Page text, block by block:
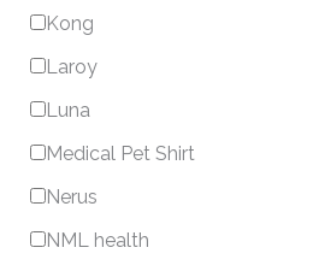
Kong
Laroy
Luna
Medical Pet Shirt
Nerus
NML health